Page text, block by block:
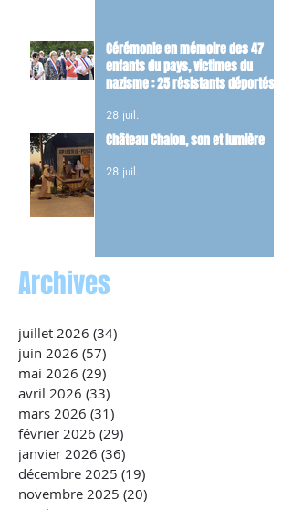
Cérémonie en mémoire des 47
enfants du pays, victimes du
nazisme : 25 résistants déportés
maquis.
28 juil.
Château Chalon, son et lumière
28 juil.
Archives
juillet 2026 (34)
juin 2026 (57)
mai 2026 (29)
avril 2026 (33)
mars 2026 (31)
février 2026 (29)
janvier 2026 (36)
décembre 2025 (19)
novembre 2025 (20)